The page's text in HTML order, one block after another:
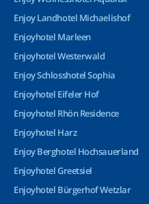
Enjoy Landhotel Michaelishof
Enjoyhotel Marleen
Enjoyhotel Westerwald
Enjoy Schlosshotel Sophia
Enjoyhotel Eifeler Hof
Enjoyhotel Rhön Residence
Enjoyhotel Harz
Enjoy Berghotel Hochsauerland
Enjoyhotel Greetsiel
Enjoyhotel Bürgerhof Wetzlar